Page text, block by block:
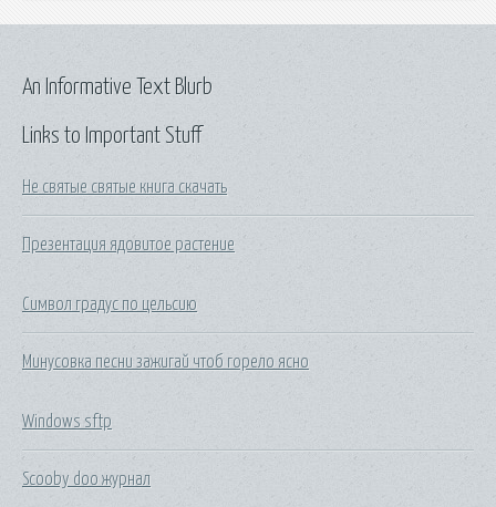
Links to Important Stuff
Не святые святые книга скачать
Презентация ядовитое растение
Символ градус по цельсию
Минусовка песни зажигай чтоб горело ясно
Windows sftp
Scooby doo журнал
An Informative Text Blurb